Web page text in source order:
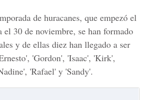
de huracanes, que empezó el
30 de noviembre, se han formado
y de ellas diez han llegado a ser
'Gordon', 'Isaac', 'Kirk',
'Rafael' y 'Sandy'.